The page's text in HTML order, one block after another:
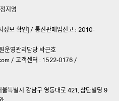
지영
정보 확인] / 통신판매업신고 : 2010-
운영관리담당 박근호
/ 고객센터 : 1522-0176 /
울특별시 강남구 영동대로 421, 삼탄빌딩 9